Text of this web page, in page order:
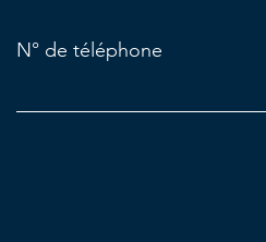
N° de téléphone